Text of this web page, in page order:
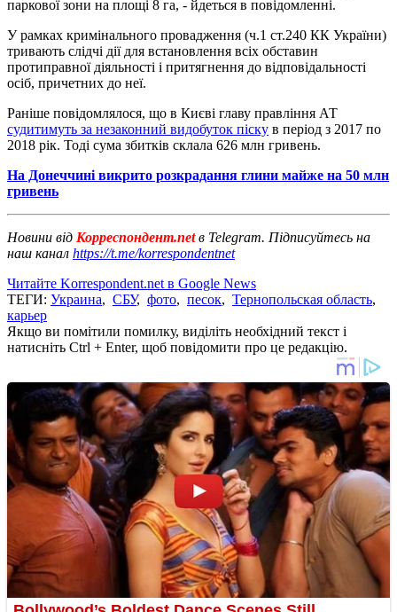
паркової зони на площі 8 га, - йдеться в повідомленні.
У рамках кримінального провадження (ч.1 ст.240 КК України)
тривають слідчі дії для встановлення всіх обставин
протиправної діяльності і притягнення до відповідальності
осіб, причетних до неї.
Раніше повідомлялося, що в Києві главу правління АТ
судитимуть за незаконний видобуток піску в період з 2017 по
2018 рік. Тоді сума збитків склала 626 млн гривень.
На Донеччині викрито розкрадання глини майже на 50 млн
гривень
Новини від Корреспондент.netв Telegram. Підписуйтесь на
наш канал https://t.me/korrespondentnet
Читайте Korrespondent.net в Google News
ТЕГИ: Украина, СБУ, фото, песок, Тернопольская область,
карьер
Якщо ви помітили помилку, виділіть необхідний текст і
натисніть Ctrl + Enter, щоб повідомити про це редакцію.